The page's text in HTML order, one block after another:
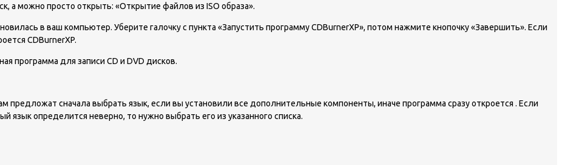
а можно просто открыть: «Открытие файлов из ISO образа».
в ваш компьютер. Уберите галочку с пункта «Запустить программу CDBurnerXP», потом нажмите кнопочку «Завершить». Если
CDBurnerXP.
программа для записи CD и DVD дисков.
предложат сначала выбрать язык, если вы установили все дополнительные компоненты, иначе программа сразу откроется . Если
язык определится неверно, то нужно выбрать его из указанного списка.